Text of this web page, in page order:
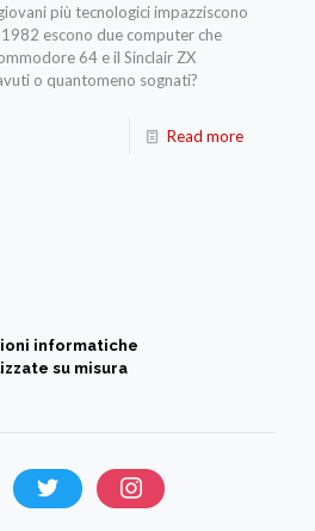
più tecnologici impazziscono
escono due computer che
64 e il Sinclair ZX
o quantomeno sognati?
Read more
informatiche
su misura